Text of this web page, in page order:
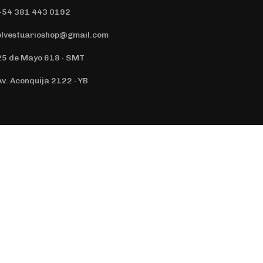
381 443 0192
de Mayo 618 · SMT
Aconquija 2122 · YB